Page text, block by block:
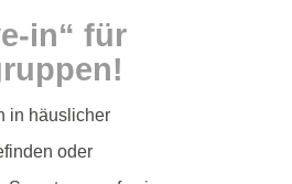
in“ für
in häuslicher
oder